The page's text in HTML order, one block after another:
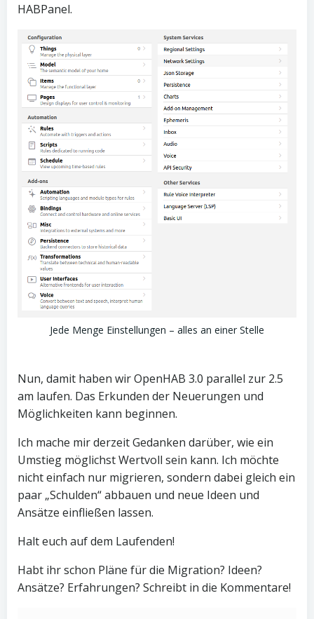
HABPanel.
Jede Menge Einstellungen – alles an einer Stelle
Nun, damit haben wir OpenHAB 3.0 parallel zur 2.5
am laufen. Das Erkunden der Neuerungen und
Möglichkeiten kann beginnen.
Ich mache mir derzeit Gedanken darüber, wie ein
Umstieg möglichst Wertvoll sein kann. Ich möchte
nicht einfach nur migrieren, sondern dabei gleich ein
paar „Schulden“ abbauen und neue Ideen und
Ansätze einfließen lassen.
Halt euch auf dem Laufenden!
Habt ihr schon Pläne für die Migration? Ideen?
Ansätze? Erfahrungen? Schreibt in die Kommentare!